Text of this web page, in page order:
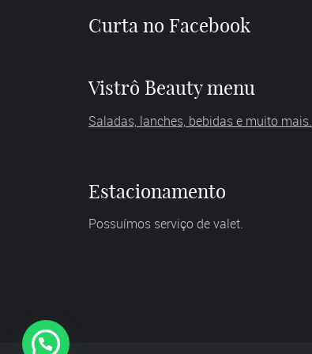
Curta no Facebook
Vistrô Beauty menu
Saladas, lanches, bebidas e muito mais.
Estacionamento
Possuímos serviço de valet.